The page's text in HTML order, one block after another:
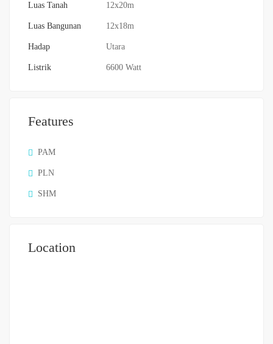
Luas Tanah 12x20m
Luas Bangunan 12x18m
Hadap Utara
Listrik 6600 Watt
Features
PAM
PLN
SHM
Location